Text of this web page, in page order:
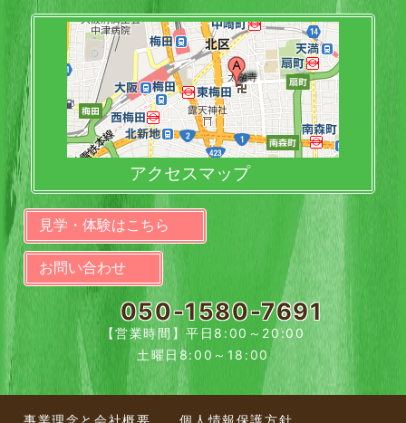
アクセスマップ
見学・体験はこちら
お問い合わせ
050-1580-7691
【営業時間】平日8:00～20:00
土曜日8:00～18:00